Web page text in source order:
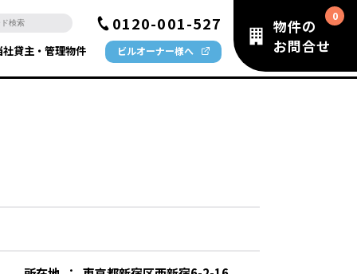
0120-001-527
社貸主・管理物件 ビルオーナー様へ
物件の
お問合せ